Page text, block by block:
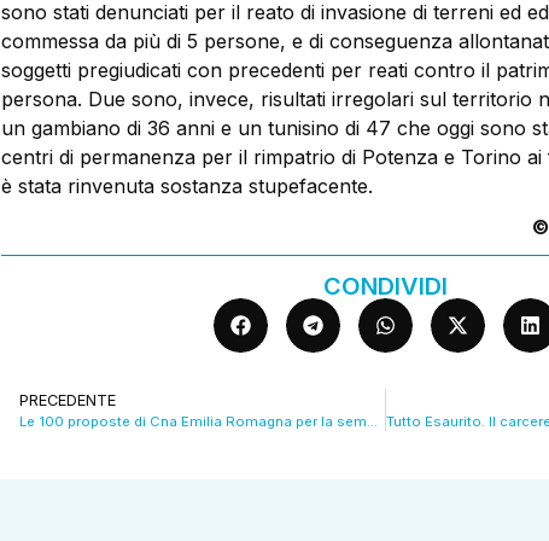
sono stati denunciati per il reato di invasione di terreni ed
commessa da più di 5 persone, e di conseguenza
soggetti pregiudicati con precedenti per reati contro il
persona. Due sono, invece, risultati irregolari sul territorio
un gambiano di 36 anni e un tunisino di 47 che oggi sono
centri di permanenza per il rimpatrio di Potenza e Torino ai
è stata rinvenuta sostanza stupefacente.
CONDIVIDI
PRECEDENTE
Le 100 proposte di Cna Emilia Romagna per la semplificazione burocratica. VIDEO